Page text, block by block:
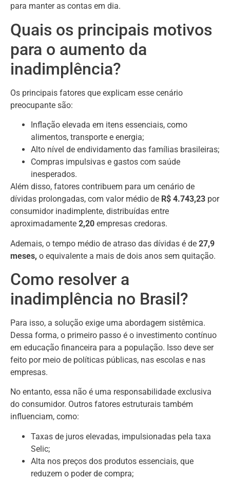
para manter as contas em dia.
Quais os principais motivos
para o aumento da
inadimplência?
Os principais fatores que explicam esse cenário
preocupante são:
Inflação elevada em itens essenciais, como
alimentos, transporte e energia;
Alto nível de endividamento das famílias brasileiras;
Compras impulsivas e gastos com saúde
inesperados.
Além disso, fatores contribuem para um cenário de
dívidas prolongadas, com valor médio de R$ 4.743,23 por
consumidor inadimplente, distribuídas entre
aproximadamente 2,20 empresas credoras.
Ademais, o tempo médio de atraso das dívidas é de 27,9
meses, o equivalente a mais de dois anos sem quitação.
Como resolver a
inadimplência no Brasil?
Para isso, a solução exige uma abordagem sistêmica.
Dessa forma, o primeiro passo é o investimento contínuo
em educação financeira para a população. Isso deve ser
feito por meio de políticas públicas, nas escolas e nas
empresas.
No entanto, essa não é uma responsabilidade exclusiva
do consumidor. Outros fatores estruturais também
influenciam, como:
Taxas de juros elevadas, impulsionadas pela taxa
Selic;
Alta nos preços dos produtos essenciais, que
reduzem o poder de compra;